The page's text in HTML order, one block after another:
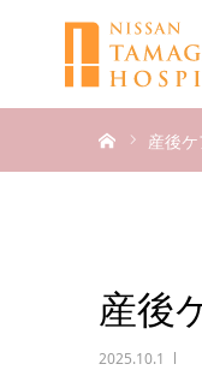
産後
産後
2025.10.1